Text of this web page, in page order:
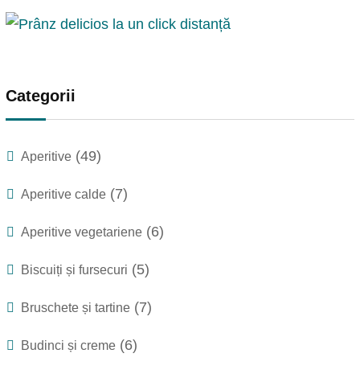
Categorii
Aperitive (49)
Aperitive calde (7)
Aperitive vegetariene (6)
Biscuiți și fursecuri (5)
Bruschete și tartine (7)
Budinci și creme (6)